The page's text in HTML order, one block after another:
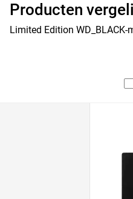
Producten
Limited Edition WD_BLACK-